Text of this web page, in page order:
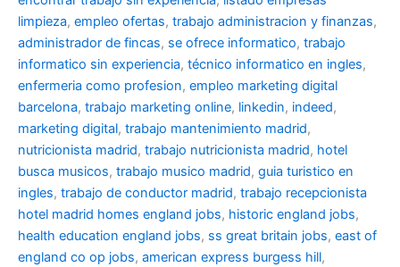
limpieza, empleo ofertas, trabajo administracion y finanzas,
administrador de fincas, se ofrece informatico, trabajo
informatico sin experiencia, técnico informatico en ingles,
enfermeria como profesion, empleo marketing digital
barcelona, trabajo marketing online, linkedin, indeed,
marketing digital, trabajo mantenimiento madrid,
nutricionista madrid, trabajo nutricionista madrid, hotel
busca musicos, trabajo musico madrid, guia turistico en
ingles, trabajo de conductor madrid, trabajo recepcionista
hotel madrid homes england jobs, historic england jobs,
health education england jobs, ss great britain jobs, east of
england co op jobs, american express burgess hill,